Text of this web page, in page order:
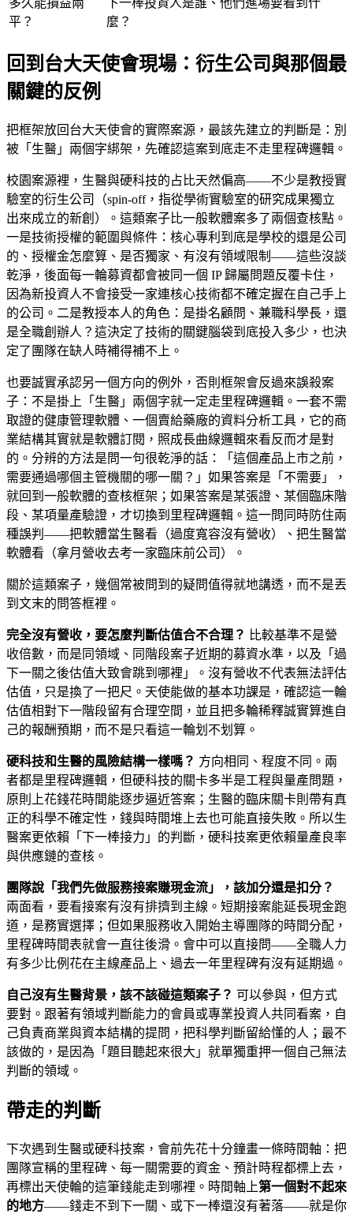
多久能損益兩
平？
下一棒投資人是誰、他們進場要看到什
麼？
回到台大天使會現場：衍生公司與那個最
關鍵的反例
把框架放回台大天使會的實際案源，最該先建立的判斷是：別
被「生醫」兩個字綁架，先確認這案到底走不走里程碑邏輯。
校園案源裡，生醫與硬科技的占比天然偏高——不少是教授實
驗室的衍生公司（spin-off，指從學術實驗室的研究成果獨立
出來成立的新創）。這類案子比一般軟體案多了兩個查核點。
一是技術授權的範圍與條件：核心專利到底是學校的還是公司
的、授權金怎麼算、是否獨家、有沒有領域限制——這些沒談
乾淨，後面每一輪募資都會被同一個 IP 歸屬問題反覆卡住，
因為新投資人不會接受一家連核心技術都不確定握在自己手上
的公司。二是教授本人的角色：是掛名顧問、兼職科學長，還
是全職創辦人？這決定了技術的關鍵腦袋到底投入多少，也決
定了團隊在缺人時補得補不上。
也要誠實承認另一個方向的例外，否則框架會反過來誤殺案
子：不是掛上「生醫」兩個字就一定走里程碑邏輯。一套不需
取證的健康管理軟體、一個賣給藥廠的資料分析工具，它的商
業結構其實就是軟體訂閱，照成長曲線邏輯來看反而才是對
的。分辨的方法是問一句很乾淨的話：「這個產品上市之前，
需要通過哪個主管機關的哪一關？」如果答案是「不需要」，
就回到一般軟體的查核框架；如果答案是某張證、某個臨床階
段、某項量產驗證，才切換到里程碑邏輯。這一問同時防住兩
種誤判——把軟體當生醫看（過度寬容沒有營收）、把生醫當
軟體看（拿月營收去考一家臨床前公司）。
關於這類案子，幾個常被問到的疑問值得就地講透，而不是丟
到文末的問答框裡。
完全沒有營收，要怎麼判斷估值合不合理？ 比較基準不是營
收倍數，而是同領域、同階段案子近期的募資水準，以及「過
下一關之後估值大致會跳到哪裡」。沒有營收不代表無法評估
估值，只是換了一把尺。天使能做的基本功課是，確認這一輪
估值相對下一階段留有合理空間，並且把多輪稀釋誠實算進自
己的報酬預期，而不是只看這一輪划不划算。
硬科技和生醫的風險結構一樣嗎？ 方向相同、程度不同。兩
者都是里程碑邏輯，但硬科技的關卡多半是工程與量產問題，
原則上花錢花時間能逐步逼近答案；生醫的臨床關卡則帶有真
正的科學不確定性，錢與時間堆上去也可能直接失敗。所以生
醫案更依賴「下一棒接力」的判斷，硬科技案更依賴量產良率
與供應鏈的查核。
團隊說「我們先做服務接案賺現金流」，該加分還是扣分？
兩面看，要看接案有沒有排擠到主線。短期接案能延長現金跑
道，是務實選擇；但如果服務收入開始主導團隊的時間分配，
里程碑時間表就會一直往後滑。會中可以直接問——全職人力
有多少比例花在主線產品上、過去一年里程碑有沒有延期過。
自己沒有生醫背景，該不該碰這類案子？ 可以參與，但方式
要對。跟著有領域判斷能力的會員或專業投資人共同看案，自
己負責商業與資本結構的提問，把科學判斷留給懂的人；最不
該做的，是因為「題目聽起來很大」就單獨重押一個自己無法
判斷的領域。
帶走的判斷
下次遇到生醫或硬科技案，會前先花十分鐘畫一條時間軸：把
團隊宣稱的里程碑、每一關需要的資金、預計時程都標上去，
再標出天使輪的這筆錢能走到哪裡。時間軸上第一個對不起來
的地方——錢走不到下一關、或下一棒還沒有著落——就是你